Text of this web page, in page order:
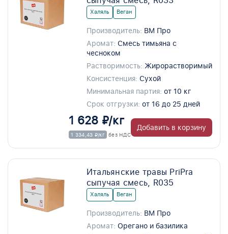
Халяль Веган
Производитель: ВМ Про
Аромат: Смесь тимьяна с
чесноком
Растворимость: Жирорастворимый
Консистенция: Сухой
Минимальная партия: от 10 кг
Срок отгрузки: от 16 до 25 дней
1 628 ₽/кг
1 334,43 ₽/кг без НДС
Добавить в корзину
Итальянские травы PriPra
сыпучая смесь, R035
Халяль Веган
Производитель: ВМ Про
Аромат: Орегано и базилика